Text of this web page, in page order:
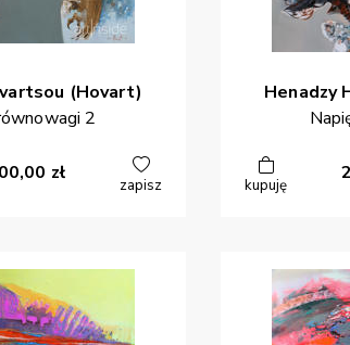
(Hovart)
2
zł
zapisz
Henadzy
kupuję